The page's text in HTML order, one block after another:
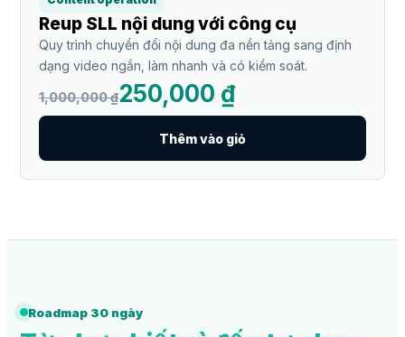
Reup SLL nội dung với công cụ
Quy trình chuyển đổi nội dung đa nền tảng sang định
dạng video ngắn, làm nhanh và có kiểm soát.
1,000,000 ₫250,000 ₫
Thêm vào giỏ
Roadmap 30 ngày